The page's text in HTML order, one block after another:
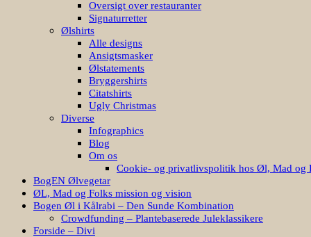
Oversigt over restauranter
Signaturretter
Ølshirts
Alle designs
Ansigtsmasker
Ølstatements
Bryggershirts
Citatshirts
Ugly Christmas
Diverse
Infographics
Blog
Om os
Cookie- og privatlivspolitik hos Øl, Mad og
BogEN Ølvegetar
ØL, Mad og Folks mission og vision
Bogen Øl i Kålrabi – Den Sunde Kombination
Crowdfunding – Plantebaserede Juleklassikere
Forside – Divi